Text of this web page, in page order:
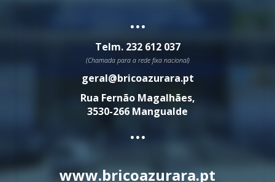
...
Telm. 232 612 037
(Chamada para a rede fixa nacional)
geral@bricoazurara.pt
Rua Fernão Magalhães,
3530-266 Mangualde
...
www.bricoazurara.pt